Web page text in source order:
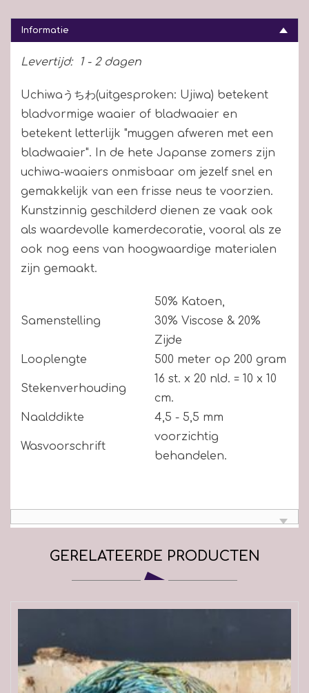
Informatie
Levertijd: 1 - 2 dagen
Uchiwaうちわ(uitgesproken: Ujiwa) betekent
bladvormige waaier of bladwaaier en
betekent letterlijk "muggen afweren met een
bladwaaier". In de hete Japanse zomers zijn
uchiwa-waaiers onmisbaar om jezelf snel en
gemakkelijk van een frisse neus te voorzien.
Kunstzinnig geschilderd dienen ze vaak ook
als waardevolle kamerdecoratie, vooral als ze
ook nog eens van hoogwaardige materialen
zijn gemaakt.
Samenstelling
50% Katoen,
30% Viscose & 20%
Zijde
Looplengte
500 meter op 200 gram
Stekenverhouding
16 st. x 20 nld. = 10 x 10
cm.
Naalddikte
4,5 - 5,5 mm
Wasvoorschrift
voorzichtig
behandelen.
GERELATEERDE PRODUCTEN